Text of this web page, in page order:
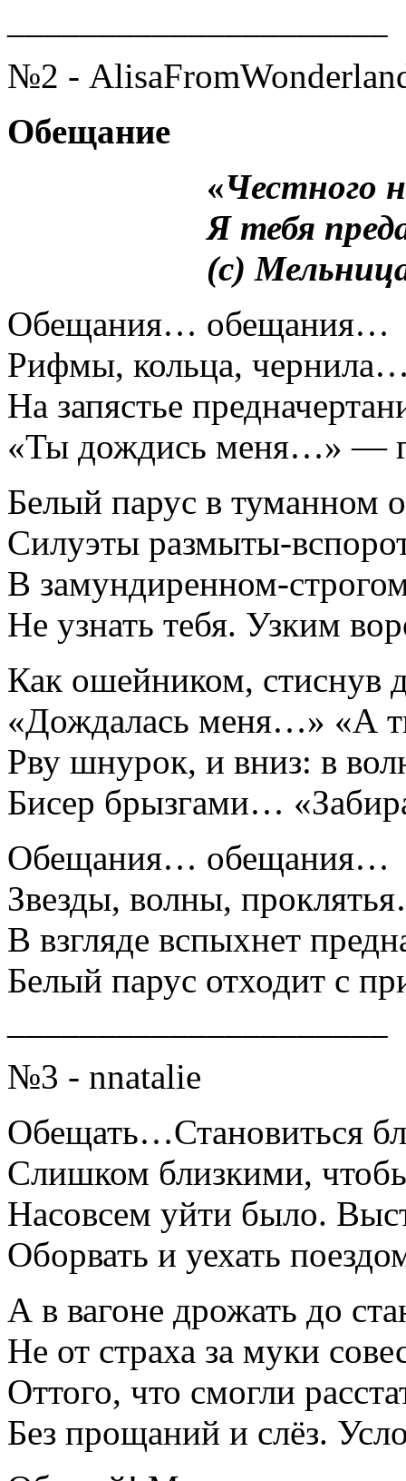
№2 -
Обещание
«Честного
___________Я тебя
(с)
Обещания… обещания…
Рифмы, кольца,
На запястье
«Ты дождись меня…» —
Белый парус в туманном
Силуэты размыты-
В замундиренном-
Не узнать тебя. Узким
Как ошейником, стиснув
«Дождалась меня…» «А
Рву шнурок, и вниз: в
Бисер брызгами…
Обещания… обещания…
Звезды, волны,
В взгляде вспыхнет
Белый парус отходит с
№3 - nnatalie
Обещать…Становиться
Слишком близкими,
Насовсем уйти было.
Оборвать и уехать
А в вагоне дрожать до
Не от страха за муки
Оттого, что смогли
Без прощаний и слёз.